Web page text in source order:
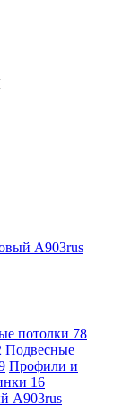
А903rus
потолки 78
Подвесные
Профили и
16